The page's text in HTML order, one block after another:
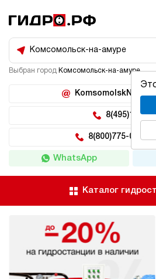
Комсомольск-на-амуре
Выбран город Комсомольск-на-амуре
8(495)150-
8(800)775-04-62
WhatsApp
Каталог